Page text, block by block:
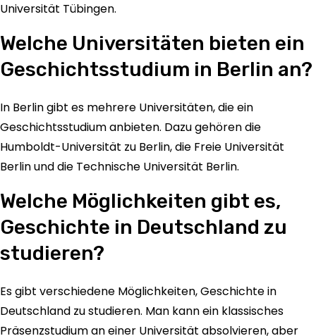
Universität Tübingen.
Welche Universitäten bieten ein
Geschichtsstudium in Berlin an?
In Berlin gibt es mehrere Universitäten, die ein
Geschichtsstudium anbieten. Dazu gehören die
Humboldt-Universität zu Berlin, die Freie Universität
Berlin und die Technische Universität Berlin.
Welche Möglichkeiten gibt es,
Geschichte in Deutschland zu
studieren?
Es gibt verschiedene Möglichkeiten, Geschichte in
Deutschland zu studieren. Man kann ein klassisches
Präsenzstudium an einer Universität absolvieren, aber